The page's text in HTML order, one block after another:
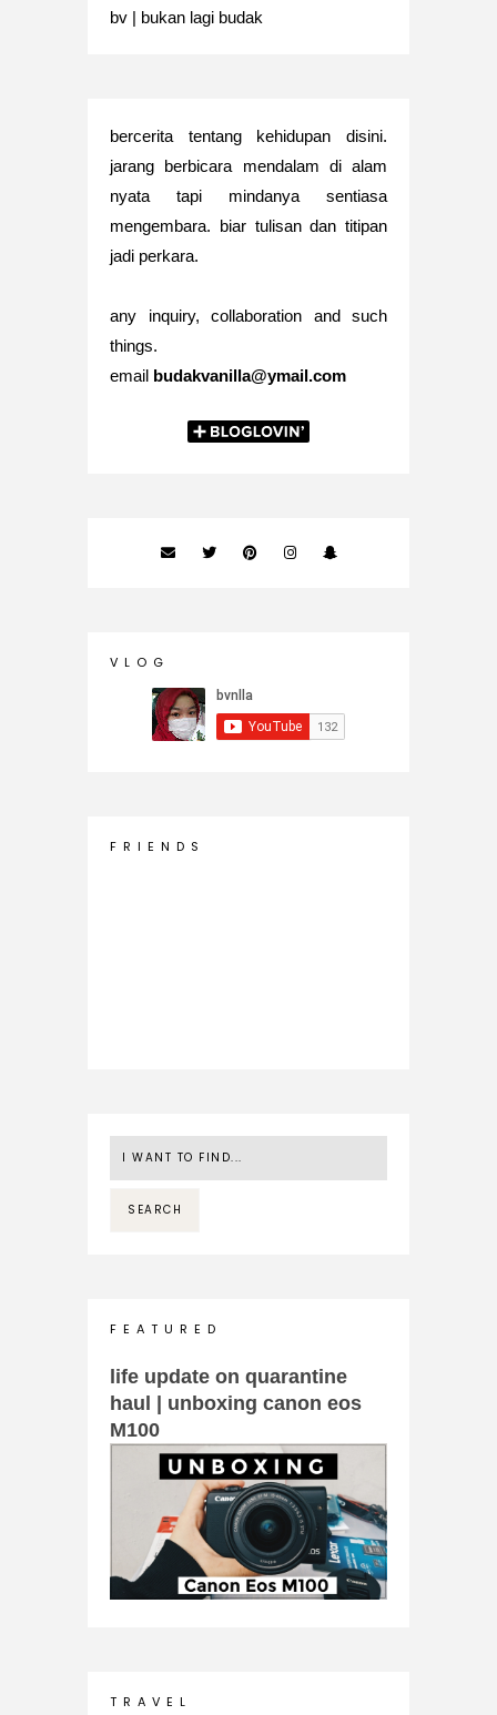
bv | bukan lagi budak
bercerita tentang kehidupan disini.
jarang berbicara mendalam di alam
nyata tapi mindanya sentiasa
mengembara. biar tulisan dan titipan
jadi perkara.
any inquiry, collaboration and such
things.
email budakvanilla@ymail.com
V L O G
F R I E N D S
F E A T U R E D
life update on quarantine
haul | unboxing canon eos
M100
T R A V E L